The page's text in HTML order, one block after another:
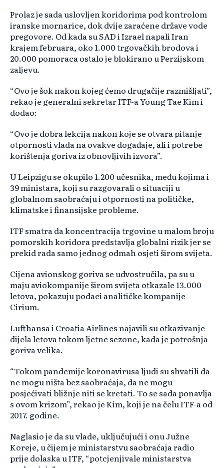
Prolaz je sada uslovljen koridorima pod kontrolom
iranske mornarice, dok dvije zaraćene države vode
pregovore. Od kada su SAD i Izrael napali Iran
krajem februara, oko 1.000 trgovačkih brodova i
20.000 pomoraca ostalo je blokirano u Perzijskom
zaljevu.
“Ovo je šok nakon kojeg ćemo drugačije razmišljati”,
rekao je generalni sekretar ITF-a Young Tae Kim i
dodao:
“Ovo je dobra lekcija nakon koje se otvara pitanje
otpornosti vlada na ovakve događaje, ali i potrebe
korištenja goriva iz obnovljivih izvora”.
U Leipzigu se okupilo 1.200 učesnika, među kojima i
39 ministara, koji su razgovarali o situaciji u
globalnom saobraćaju i otpornosti na političke,
klimatske i finansijske probleme.
ITF smatra da koncentracija trgovine u malom broju
pomorskih koridora predstavlja globalni rizik jer se
prekid rada samo jednog odmah osjeti širom svijeta.
Cijena avionskog goriva se udvostručila, pa su u
maju aviokompanije širom svijeta otkazale 13.000
letova, pokazuju podaci analitičke kompanije
Cirium.
Lufthansa i Croatia Airlines najavili su otkazivanje
dijela letova tokom ljetne sezone, kada je potrošnja
goriva velika.
“Tokom pandemije koronavirusa ljudi su shvatili da
ne mogu ništa bez saobraćaja, da ne mogu
posjećivati bližnje niti se kretati. To se sada ponavlja
s ovom krizom”, rekao je Kim, koji je na čelu ITF-a od
2017. godine.
Naglasio je da su vlade, uključujući i onu Južne
Koreje, u čijem je ministarstvu saobraćaja radio
prije dolaska u ITF, “potcjenjivale ministarstva